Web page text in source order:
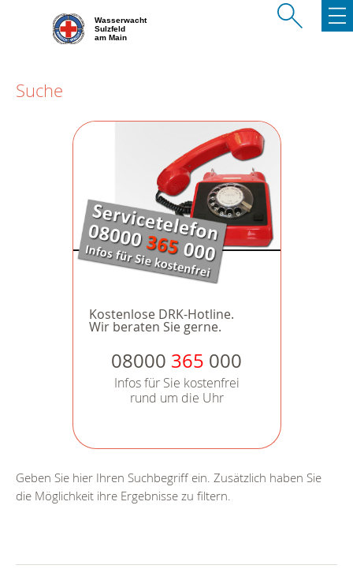
Wasserwacht
Sulzfeld
am Main
Suche
Kostenlose DRK-Hotline.
Wir beraten Sie gerne.
08000 365 000
Infos für Sie kostenfrei
rund um die Uhr
Geben Sie hier Ihren Suchbegriff ein. Zusätzlich haben Sie
die Möglichkeit ihre Ergebnisse zu filtern.